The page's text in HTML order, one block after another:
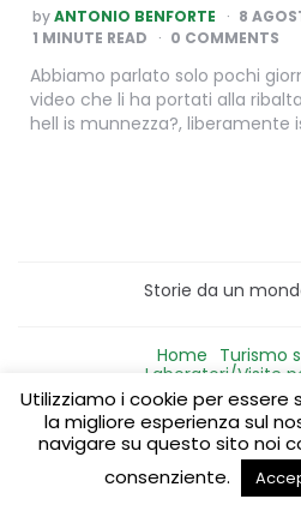
POSTED
BY
byANTONIO BENFORTE
8
1 MINUTE READ 0 COMMENTS
Abbiamo parlato solo pochi
video che li ha portati alla
hell is munnezza?, liberamente
Storie da un
Home Turismo
Laboratori/Visite
Green content per
Utilizziamo i cookie per essere
la migliore esperienza sul
navigare su questo sito noi
consenziente.